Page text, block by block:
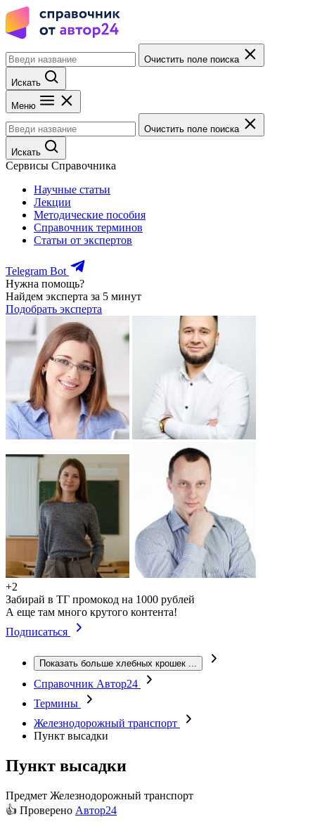
Очистить поле поиска
Искать
Меню
Очистить поле поиска
Искать
Сервисы Справочника
Научные статьи
Лекции
Методические пособия
Справочник терминов
Статьи от экспертов
Telegram Bot
Нужна помощь?
Найдем эксперта за 5 минут
Подобрать эксперта
+2
Забирай в ТГ промокод на 1000 рублей
А еще там много крутого контента!
Подписаться
Показать больше хлебных крошек ...
Справочник Автор24
Термины
Железнодорожный транспорт
Пункт высадки
Пункт высадки
Предмет Железнодорожный транспорт
👍 Проверено Автор24